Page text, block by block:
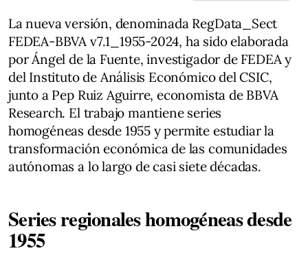
La nueva versión, denominada RegData_Sect
FEDEA-BBVA v7.1_1955-2024, ha sido elaborada
por Ángel de la Fuente, investigador de FEDEA y
del Instituto de Análisis Económico del CSIC,
junto a Pep Ruiz Aguirre, economista de BBVA
Research. El trabajo mantiene series
homogéneas desde 1955 y permite estudiar la
transformación económica de las comunidades
autónomas a lo largo de casi siete décadas.
Series regionales homogéneas desde
1955